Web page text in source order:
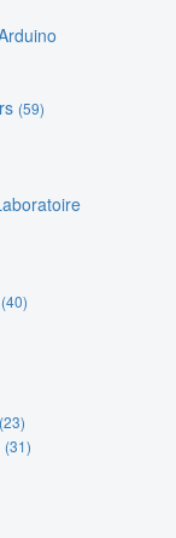
(59)
(40)
(23)
(31)